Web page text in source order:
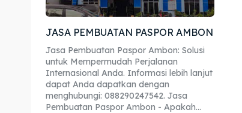
JASA PEMBUATAN PASPOR AMBON
Jasa Pembuatan Paspor Ambon: Solusi
untuk Mempermudah Perjalanan
Internasional Anda. Informasi lebih lanjut
dapat Anda dapatkan dengan
menghubungi: 088290247542. Jasa
Pembuatan Paspor Ambon - Apakah...